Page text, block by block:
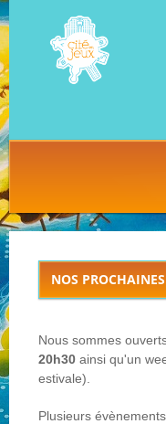
LES SÉANCES DE JEU
FESTIVAL DU JEU
NOS JEUX
NOS
Nous sommes
20h30 ainsi qu'un
estivale).
Plusieurs